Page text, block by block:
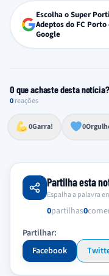
Escolha o Super
Adeptos do FC
Google
O que achaste desta notícia?
0reações
0Garra!
Esforço, determinação,
0
Lealdade, amor
Impressionante,
Reação de
Excelência, destaque,
Partilha esta
Espalha a palavra
0partilhas0
Partilhar:
Facebook